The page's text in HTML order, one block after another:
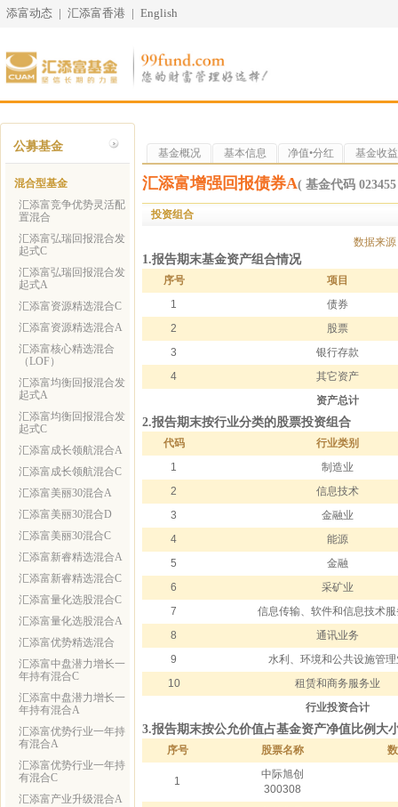
添富动态 | 汇添富香港 | English
公募基金
混合型基金
汇添富竞争优势灵活配
置混合
汇添富弘瑞回报混合发
起式C
汇添富弘瑞回报混合发
起式A
汇添富资源精选混合C
汇添富资源精选混合A
汇添富核心精选混合
（LOF）
汇添富均衡回报混合发
起式A
汇添富均衡回报混合发
起式C
汇添富成长领航混合A
汇添富成长领航混合C
汇添富美丽30混合A
汇添富美丽30混合D
汇添富美丽30混合C
汇添富新睿精选混合A
汇添富新睿精选混合C
汇添富量化选股混合C
汇添富量化选股混合A
汇添富优势精选混合
汇添富中盘潜力增长一
年持有混合C
汇添富中盘潜力增长一
年持有混合A
汇添富优势行业一年持
有混合A
汇添富优势行业一年持
有混合C
汇添富产业升级混合A
基金概况 基本信息 净值•分红 基金收益
汇添富增强回报债券A( 基金代码
投资组合
数据来
1.报告期末基金资产组合情况
序号 项目
1 债券
2 股票
3 银行存款
4 其它资产
资产总计
2.报告期末按行业分类的股票投资组合
代码 行业类别
1 制造业
2 信息技术
3 金融业
4 能源
5 金融
6 采矿业
7 信息传输、软件和信息技术服
8 通讯业务
9 水利、环境和公共设施管理
10 租赁和商务服务业
行业投资合计
3.报告期末按公允价值占基金资产净值比例大
序号 股票名称
1
中际旭创
300308